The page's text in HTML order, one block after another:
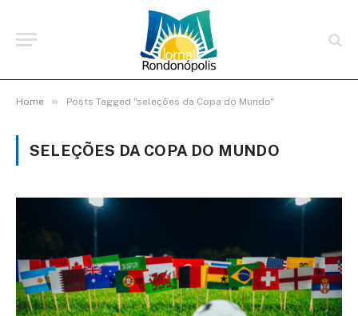
Home » Posts Tagged "seleções da Copa do Mundo"
SELEÇÕES DA COPA DO MUNDO